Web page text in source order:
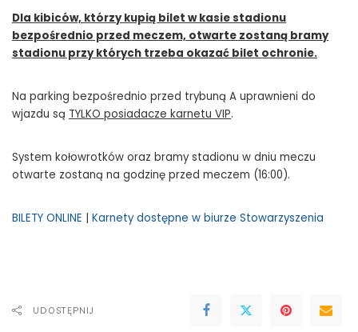
Dla kibiców, którzy kupią bilet w kasie stadionu
bezpośrednio przed meczem, otwarte zostaną bramy
stadionu przy których trzeba okazać bilet ochronie.
Na parking bezpośrednio przed trybuną A uprawnieni do
wjazdu są TYLKO posiadacze karnetu VIP.
System kołowrotków oraz bramy stadionu w dniu meczu
otwarte zostaną na godzinę przed meczem (16:00).
BILETY ONLINE | Karnety dostępne w biurze Stowarzyszenia
UDOSTĘPNIJ